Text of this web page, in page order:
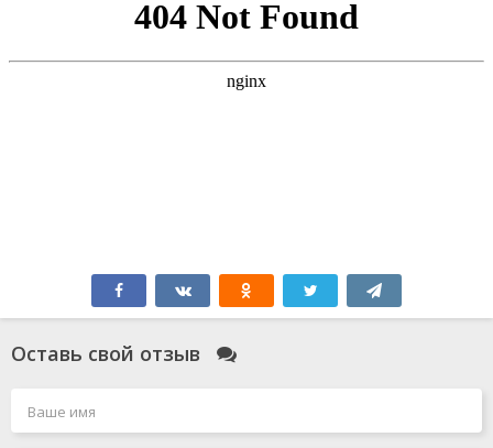
Оставь свой отзыв